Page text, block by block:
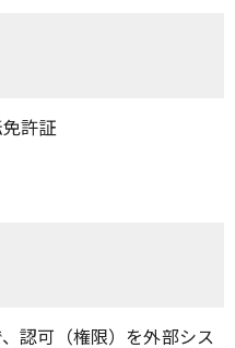
許証
認可（権限）を外部シス